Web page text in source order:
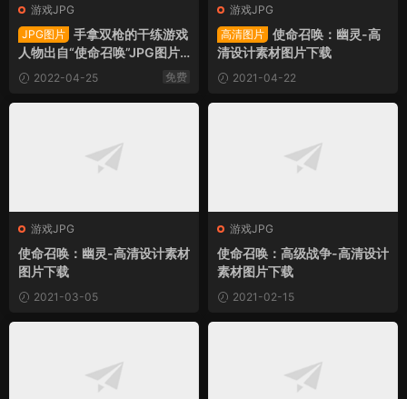
游戏JPG
JPG图片 手拿双枪的干练游戏
人物出自“使命召唤”JPG图片-
设计素材jpg图片下载
2022-04-25 免费
游戏JPG
高清图片 使命召唤：幽灵-高
清设计素材图片下载
2021-04-22
游戏JPG
使命召唤：幽灵-高清设计素材
图片下载
2021-03-05
游戏JPG
使命召唤：高级战争-高清设计
素材图片下载
2021-02-15